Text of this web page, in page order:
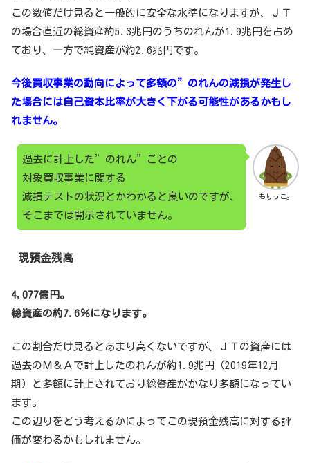
この数値だけ見ると一般的に安全な水準になりますが、ＪＴ
の場合直近の総資産約5.3兆円のうちのれんが1.9兆円を占め
ており、一方で純資産が約2.6兆円です。
今後買収事業の動向によって多額の”のれんの減損が発生し
た場合には自己資本比率が大きく下がる可能性があるかもし
れません。
もりっこ。
過去に計上した”のれん”ごとの
対象買収事業に関する
減損テストの状況とかわかると良いのですが、
そこまでは開示されていません。
現預金残高
4,077億円。
総資産の約7.6％になります。
この割合だけ見るとあまり高くないですが、ＪＴの資産には
過去のＭ＆Ａで計上したのれんが約1.9兆円（2019年12月
期）と多額に計上されており総資産がかなり多額になってい
ます。
この辺りをどう考えるかによってこの現預金残高に対する評
価が変わるかもしれません。